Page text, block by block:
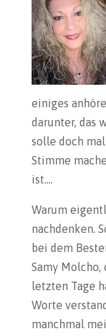
einiges
darunter, das
solle doch
Stimme
ist….
Warum
nachdenken.
bei dem
Samy Molcho,
letzten Tage
Worte
manchmal